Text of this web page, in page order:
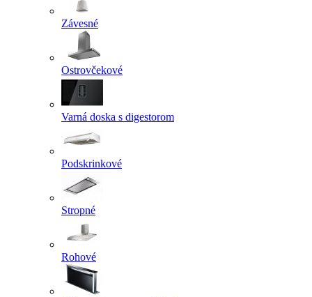
Závesné
Ostrovčekové
Varná doska s digestorom
Podskrinkové
Stropné
Rohové